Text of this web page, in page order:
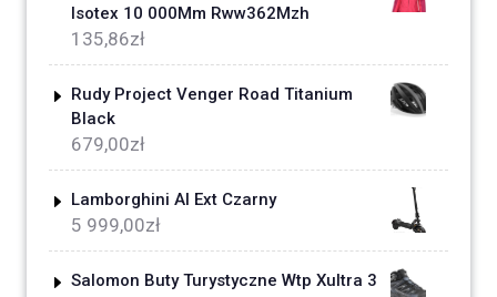
Isotex 10 000Mm Rww362Mzh
135,86zł
Rudy Project Venger Road Titanium
Black
679,00zł
Lamborghini Al Ext Czarny
5 999,00zł
Salomon Buty Turystyczne Wtp Xultra 3